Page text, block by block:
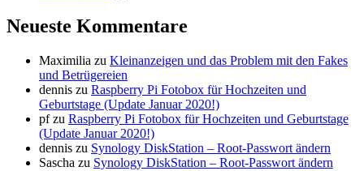
Neueste Kommentare
Maximilia zu Kleinanzeigen und das Problem mit den Fakes
und Betrügereien
dennis zu Raspberry Pi Fotobox für Hochzeiten und
Geburtstage (Update Januar 2020!)
pfzu Raspberry Pi Fotobox für Hochzeiten und Geburtstage
(Update Januar 2020!)
dennis zu Synology DiskStation – Root-Passwort ändern
Sascha zu Synology DiskStation – Root-Passwort ändern